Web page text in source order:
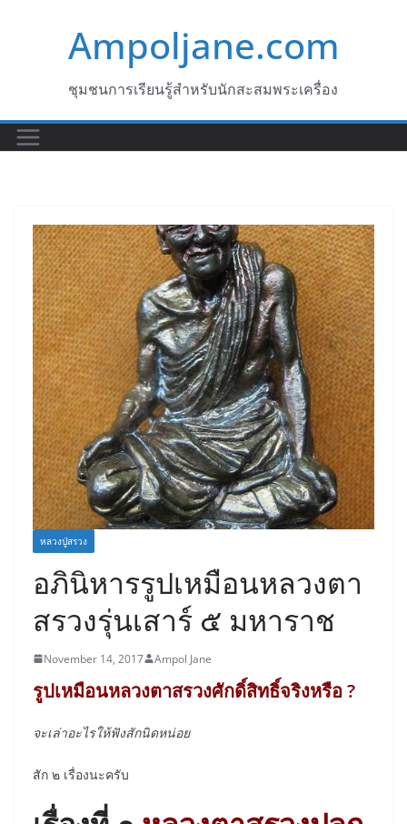
Ampoljane.com
ชุมชนการเรียนรู้สำหรับนักสะสมพระเครื่อง
หลวงปู่สรวง
อภินิหารรูปเหมือนหลวงตา
สรวงรุ่นเสาร์ ๕ มหาราช
November 14, 2017 Ampol Jane
รูปเหมือนหลวงตาสรวงศักดิ์สิทธิ์จริงหรือ ?
จะเล่าอะไรให้ฟังสักนิดหน่อย
สัก ๒ เรื่องนะครับ